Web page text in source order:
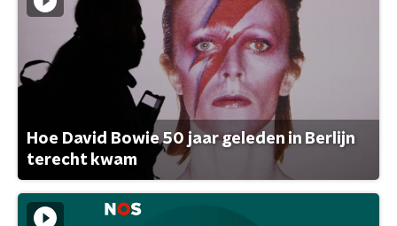
Hoe David Bowie 50 jaar geleden in Berlijn
terecht kwam